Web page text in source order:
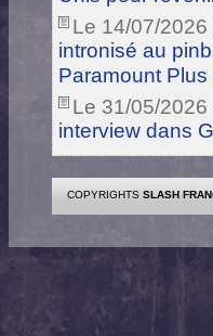
Le 14/07/2026
intronisé au
Paramount Plus
Le 31/05/2026
interview dans
COPYRIGHTS SLASH